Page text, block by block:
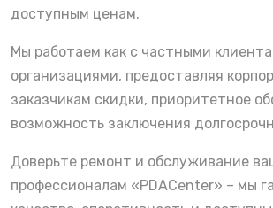
доступным ценам.
Мы работаем как с частными
организациями, предоставляя
заказчикам скидки, приоритетное
возможность заключения
Доверьте ремонт и обслуживание
профессионалам «PDACenter» – мы